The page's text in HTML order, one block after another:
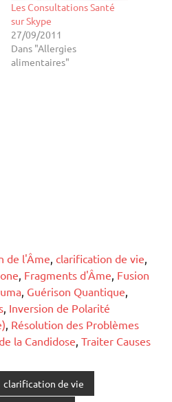
Les Consultations Santé
sur Skype
27/09/2011
Dans "Allergies
alimentaires"
de l'Âme, clarification de vie,
, Fragments d'Âme, Fusion
, Guérison Quantique,
, Inversion de Polarité
, Résolution des Problèmes
la Candidose, Traiter Causes
clarification de vie